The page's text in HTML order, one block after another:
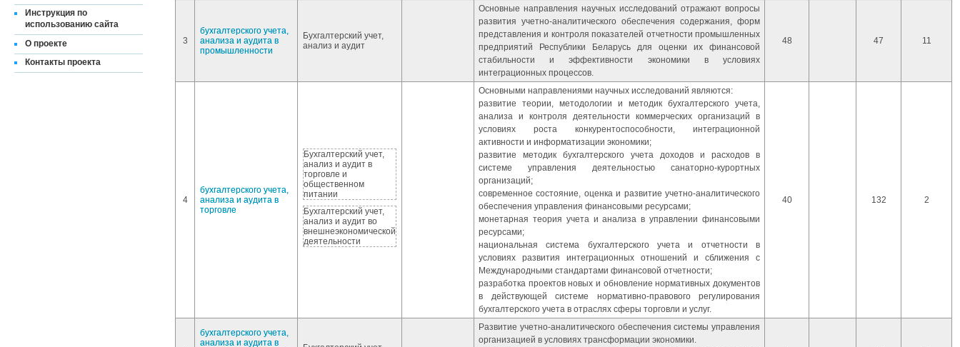
Инструкция по
использованию сайта
О проекте
Контакты проекта
3
бухгалтерского учета,
анализа и аудита в
промышленности
Бухгалтерский учет,
анализ и аудит
Основные направления научных исследований отражают вопросы
развития учетно-аналитического обеспечения содержания, форм
представления и контроля показателей отчетности промышленных
предприятий Республики Беларусь для оценки их финансовой
стабильности и эффективности экономики в условиях
интеграционных процессов.
48 47 11
4
бухгалтерского учета,
анализа и аудита в
торговле
Бухгалтерский учет,
анализ и аудит в
торговле и
общественном
питании
Бухгалтерский учет,
анализ и аудит во
внешнеэкономической
деятельности
Основными направлениями научных исследований являются:
развитие теории, методологии и методик бухгалтерского учета,
анализа и контроля деятельности коммерческих организаций в
условиях роста конкурентоспособности, интеграционной
активности и информатизации экономики;
развитие методик бухгалтерского учета доходов и расходов в
системе управления деятельностью санаторно-курортных
организаций;
современное состояние, оценка и развитие учетно-аналитического
обеспечения управления финансовыми ресурсами;
монетарная теория учета и анализа в управлении финансовыми
ресурсами;
национальная система бухгалтерского учета и отчетности в
условиях развития интеграционных отношений и сближения с
Международными стандартами финансовой отчетности;
разработка проектов новых и обновление нормативных документов
в действующей системе нормативно-правового регулирования
бухгалтерского учета в отраслях сферы торговли и услуг.
40 132 2
бухгалтерского учета,
анализа и аудита в
Развитие учетно-аналитического обеспечения системы управления
организацией в условиях трансформации экономики.